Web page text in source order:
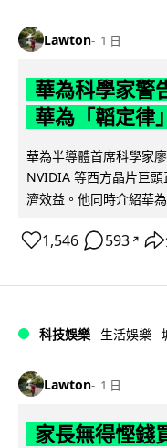
Lawton 1 日
華為科學家警
華為「韜定律
華為半導體首席科學家
NVIDIA 等西方晶片巨
濟效益。他同時介紹華
1,546 593 ↗
科技娛樂 生活娛樂
Lawton 1 日
家長無得慳錢